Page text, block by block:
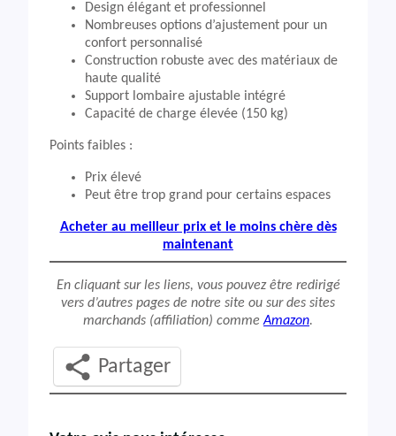
Design élégant et professionnel
Nombreuses options d’ajustement pour un
confort personnalisé
Construction robuste avec des matériaux de
haute qualité
Support lombaire ajustable intégré
Capacité de charge élevée (150 kg)
Points faibles :
Prix élevé
Peut être trop grand pour certains espaces
Acheter au meilleur prix et le moins chère dès
maintenant
En cliquant sur les liens, vous pouvez être redirigé
vers d’autres pages de notre site ou sur des sites
marchands (affiliation) commeAmazon.
Partager